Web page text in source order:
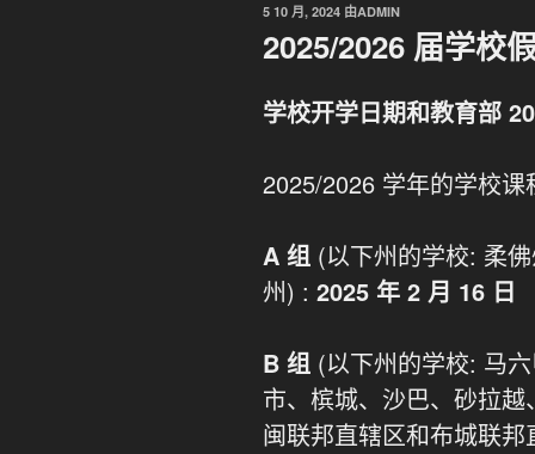
发
于
5 10 月, 2024 由ADMIN
2025/2026 届学校
学校开学日期和教育部
2025/2026 学年的学校
A 组 (以下州的学校: 柔
州) : 2025 年 2 月 16 日
B 组 (以下州的学校: 马
市、槟城、沙巴、砂拉
闽联邦直辖区和布城联